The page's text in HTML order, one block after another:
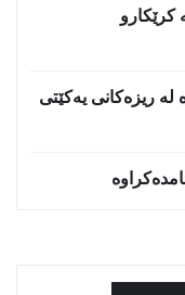
کرێکارو
له‌ ریزه‌كانی یه‌كێتی